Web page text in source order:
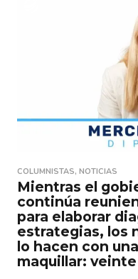
COLUMNISTAS, NOTICIAS
Mientras el
continúa
para elaborar
estrategias, los
lo hacen con
maquillar: